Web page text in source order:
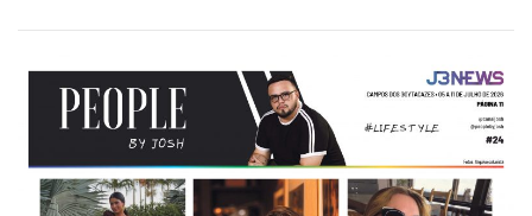
CONOSCO
Copyright
Desenvolvido